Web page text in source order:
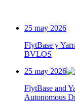
25 may 2026
FlytBase y
BVLOS
25 may 2026
FlytBase and
Autonomous